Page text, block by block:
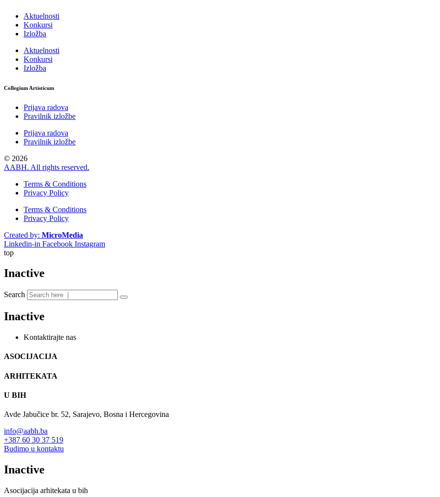
Aktuelnosti
Konkursi
Izložba
Aktuelnosti
Konkursi
Izložba
Collegium Artisticum
Prijava radova
Pravilnik izložbe
Prijava radova
Pravilnik izložbe
© 2026
AABH. All rights reserved.
Terms & Conditions
Privacy Policy
Terms & Conditions
Privacy Policy
Created by: MicroMedia
Linkedin-in Facebook Instagram
top
Inactive
Search
Inactive
Kontaktirajte nas
ASOCIJACIJA
ARHITEKATA
U BIH
Avde Jabučice br. 52, Sarajevo, Bosna i Hercegovina
info@aabh.ba
+387 60 30 37 519
Budimo u kontaktu
Inactive
Asocijacija arhitekata u bih